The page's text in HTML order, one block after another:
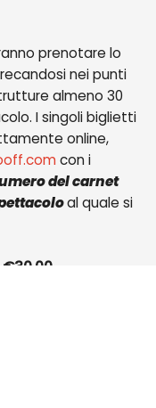
prenotare lo
nei punti
almeno 30
I singoli biglietti
online,
con i
del carnet
al quale si
€30,00